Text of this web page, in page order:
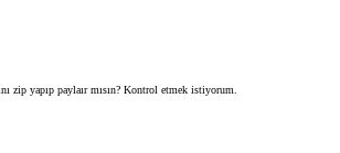
zip yapıp paylaır mısın? Kontrol etmek istiyorum.